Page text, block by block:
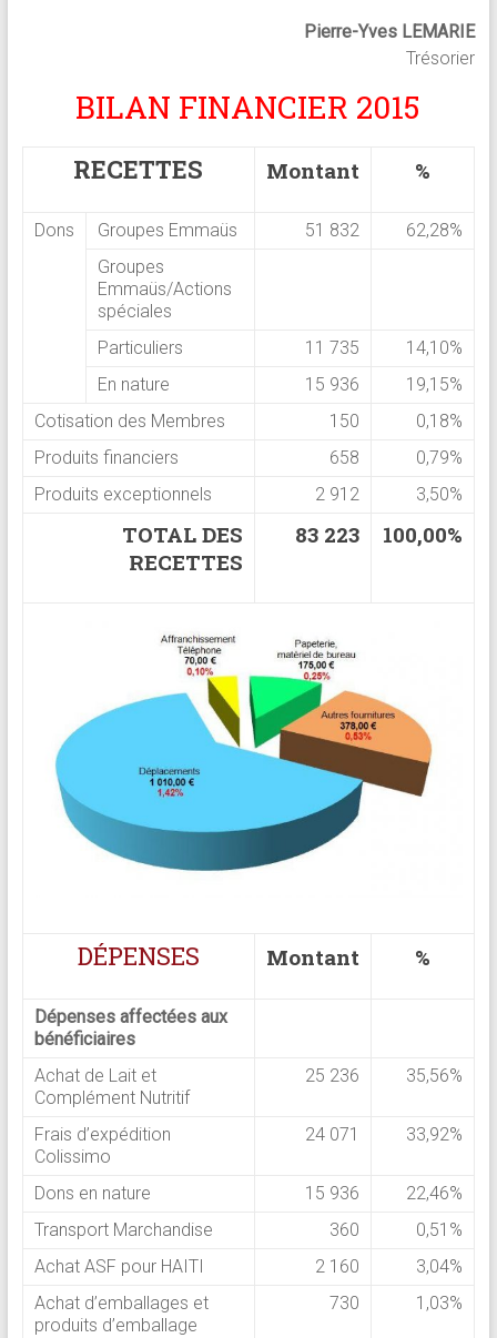
Pierre-Yves LEMARIE
Trésorier
BILAN FINANCIER 2015
RECETTES Montant %
Dons Groupes Emmaüs 51 832
62,28%
Groupes
Emmaüs/Actions
spéciales
Particuliers
11 735
14,10%
En nature
15 936
19,15%
Cotisation des Membres
150
0,18%
Produits financiers
658
0,79%
Produits exceptionnels
2 912 3,50%
TOTAL DES
RECETTES
83 223 100,00%
DÉPENSES Montant %
Dépenses affectées aux
bénéficiaires
Achat de Lait et
Complément Nutritif
25 236 35,56%
Frais d’expédition
Colissimo
24 071 33,92%
Dons en nature 15 936
22,46%
Transport Marchandise
360
0,51%
Achat ASF pour HAITI
2 160
3,04%
Achat d’emballages et
produits d’emballage
730 1,03%